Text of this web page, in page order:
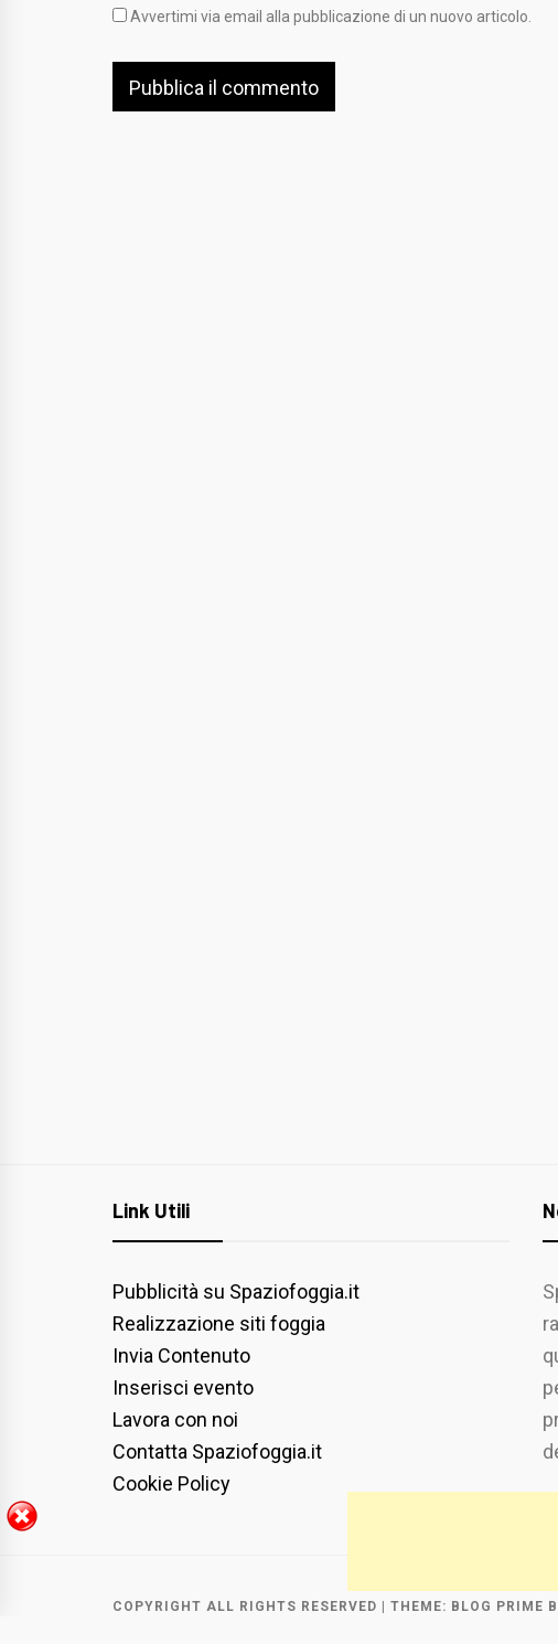
Avvertimi via email alla pubblicazione di un nuovo articolo.
Link Utili
Pubblicità su Spaziofoggia.it
Realizzazione siti foggia
Invia Contenuto
Inserisci evento
Lavora con noi
Contatta Spaziofoggia.it
Cookie Policy
COPYRIGHT ALL RIGHTS RESERVED | THEME: BLOG PRIME